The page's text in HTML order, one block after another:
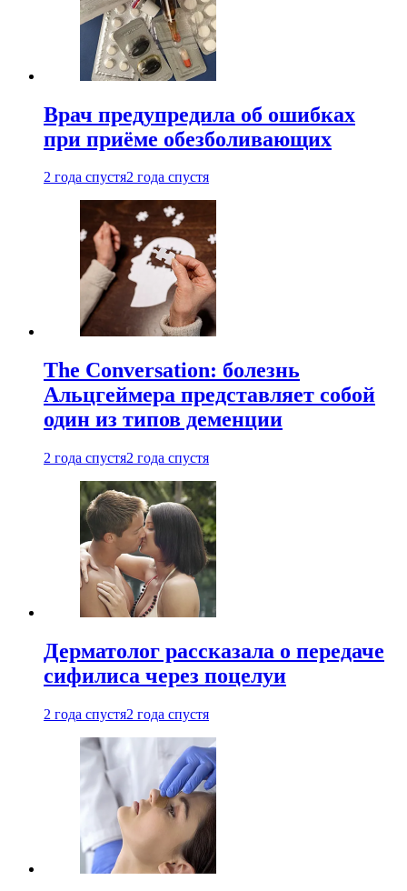
Врач предупредила об ошибках
при приëме обезболивающих
2 года спустя2 года спустя
The Conversation: болезнь
Альцгеймера представляет собой
один из типов деменции
2 года спустя2 года спустя
Дерматолог рассказала о передаче
сифилиса через поцелуи
2 года спустя2 года спустя